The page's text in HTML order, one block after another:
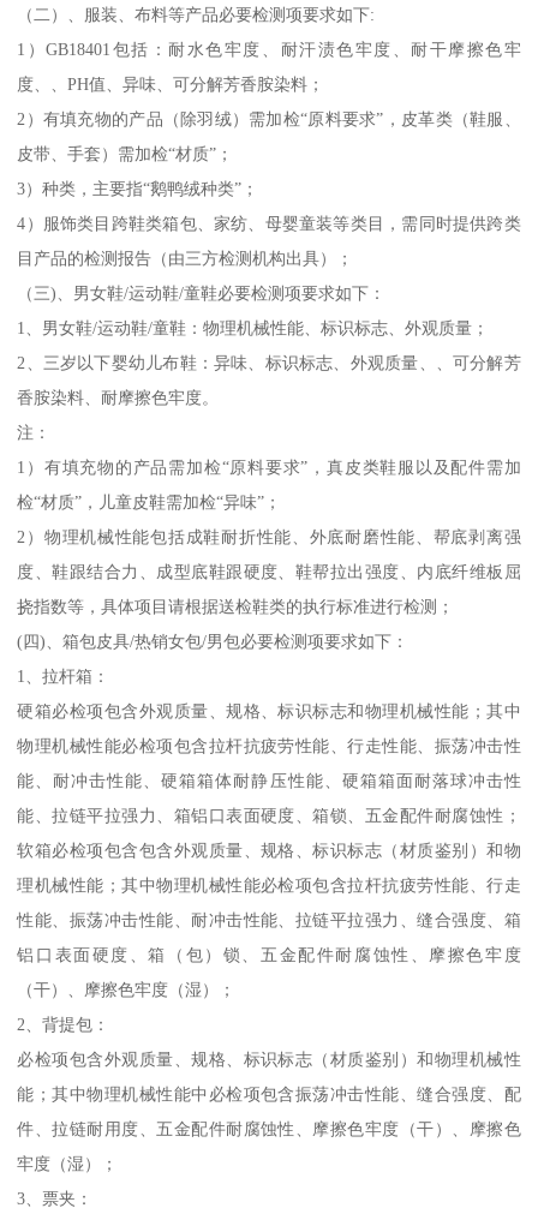
（二）、服装、布料等产品必要检测项要求如下:
1）GB18401包括：耐水色牢度、耐汗渍色牢度、耐干摩擦色牢
度、、PH值、异味、可分解芳香胺染料；
2）有填充物的产品（除羽绒）需加检“原料要求”，皮革类（鞋服、
皮带、手套）需加检“材质”；
3）种类，主要指“鹅鸭绒种类”；
4）服饰类目跨鞋类箱包、家纺、母婴童装等类目，需同时提供跨类
目产品的检测报告（由三方检测机构出具）；
（三)、男女鞋/运动鞋/童鞋必要检测项要求如下：
1、男女鞋/运动鞋/童鞋：物理机械性能、标识标志、外观质量；
2、三岁以下婴幼儿布鞋：异味、标识标志、外观质量、、可分解芳
香胺染料、耐摩擦色牢度。
注：
1）有填充物的产品需加检“原料要求”，真皮类鞋服以及配件需加
检“材质”，儿童皮鞋需加检“异味”；
2）物理机械性能包括成鞋耐折性能、外底耐磨性能、帮底剥离强
度、鞋跟结合力、成型底鞋跟硬度、鞋帮拉出强度、内底纤维板屈
挠指数等，具体项目请根据送检鞋类的执行标准进行检测；
(四)、箱包皮具/热销女包/男包必要检测项要求如下：
1、拉杆箱：
硬箱必检项包含外观质量、规格、标识标志和物理机械性能；其中
物理机械性能必检项包含拉杆抗疲劳性能、行走性能、振荡冲击性
能、耐冲击性能、硬箱箱体耐静压性能、硬箱箱面耐落球冲击性
能、拉链平拉强力、箱铝口表面硬度、箱锁、五金配件耐腐蚀性；
软箱必检项包含包含外观质量、规格、标识标志（材质鉴别）和物
理机械性能；其中物理机械性能必检项包含拉杆抗疲劳性能、行走
性能、振荡冲击性能、耐冲击性能、拉链平拉强力、缝合强度、箱
铝口表面硬度、箱（包）锁、五金配件耐腐蚀性、摩擦色牢度
（干）、摩擦色牢度（湿）；
2、背提包：
必检项包含外观质量、规格、标识标志（材质鉴别）和物理机械性
能；其中物理机械性能中必检项包含振荡冲击性能、缝合强度、配
件、拉链耐用度、五金配件耐腐蚀性、摩擦色牢度（干）、摩擦色
牢度（湿）；
3、票夹：